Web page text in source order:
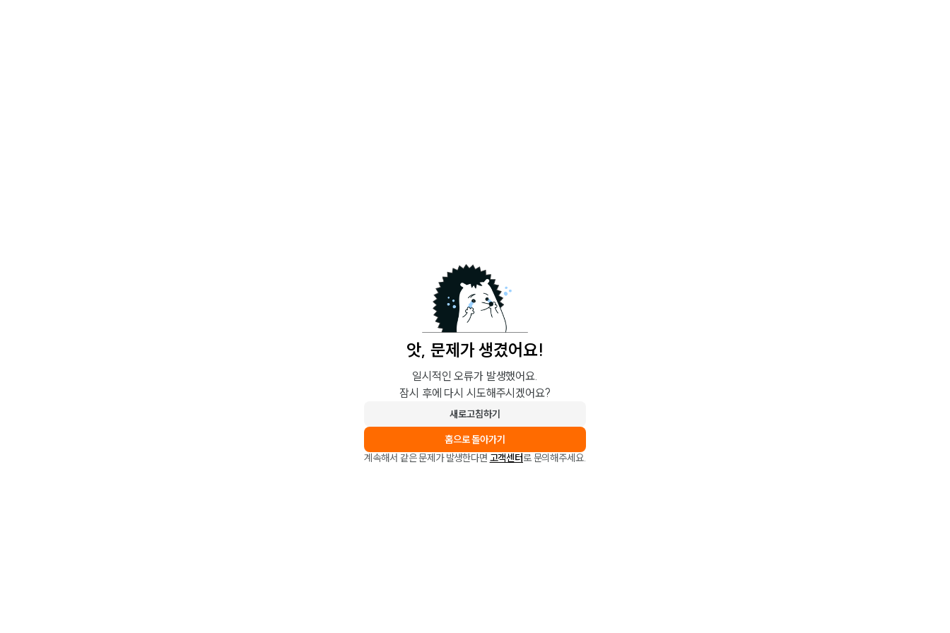
앗, 문제가 생겼어요!
일시적인 오류가 발생했어요.
잠시 후에 다시 시도해주시겠어요?
새로고침하기
홈으로 돌아가기
계속해서 같은 문제가 발생한다면 고객센터로 문의해주세요.